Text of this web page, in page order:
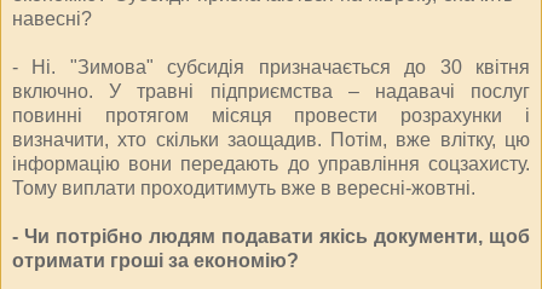
навесні?
- Ні. "Зимова" субсидія призначається до 30 квітня
включно. У травні підприємства – надавачі послуг
повинні протягом місяця провести розрахунки і
визначити, хто скільки заощадив. Потім, вже влітку, цю
інформацію вони передають до управління соцзахисту.
Тому виплати проходитимуть вже в вересні-жовтні.
- Чи потрібно людям подавати якісь документи, щоб
отримати гроші за економію?